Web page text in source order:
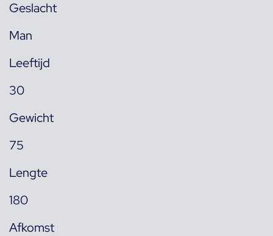
Geslacht
Man
Leeftijd
30
Gewicht
75
Lengte
180
Afkomst